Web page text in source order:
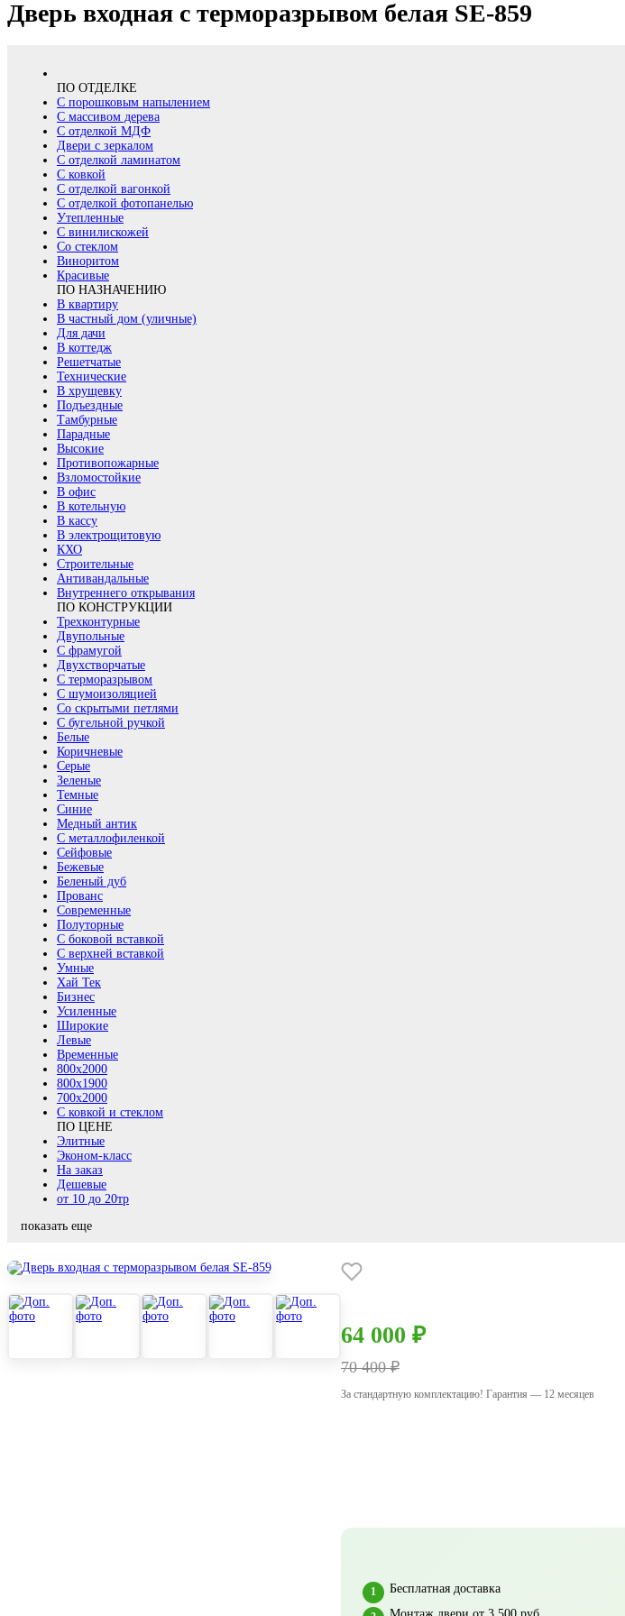
Дверь входная с терморазрывом белая SE-859
ПО ОТДЕЛКЕ
С порошковым напылением
С массивом дерева
С отделкой МДФ
Двери с зеркалом
С отделкой ламинатом
С ковкой
С отделкой вагонкой
С отделкой фотопанелью
Утепленные
С винилискожей
Со стеклом
Виноритом
Красивые
ПО НАЗНАЧЕНИЮ
В квартиру
В частный дом (уличные)
Для дачи
В коттедж
Решетчатые
Технические
В хрущевку
Подъездные
Тамбурные
Парадные
Высокие
Противопожарные
Взломостойкие
В офис
В котельную
В кассу
В электрощитовую
КХО
Строительные
Антивандальные
Внутреннего открывания
ПО КОНСТРУКЦИИ
Трехконтурные
Двупольные
С фрамугой
Двухстворчатые
С терморазрывом
С шумоизоляцией
Со скрытыми петлями
С бугельной ручкой
Белые
Коричневые
Серые
Зеленые
Темные
Синие
Медный антик
С металлофиленкой
Сейфовые
Бежевые
Беленый дуб
Прованс
Современные
Полуторные
С боковой вставкой
С верхней вставкой
Умные
Хай Тек
Бизнес
Усиленные
Широкие
Левые
Временные
800х2000
800x1900
700x2000
С ковкой и стеклом
ПО ЦЕНЕ
Элитные
Эконом-класс
На заказ
Дешевые
от 10 до 20тр
показать еще
64 000 ₽
70 400 ₽
За стандартную комплектацию! Гарантия — 12 месяцев
Бесплатная доставка